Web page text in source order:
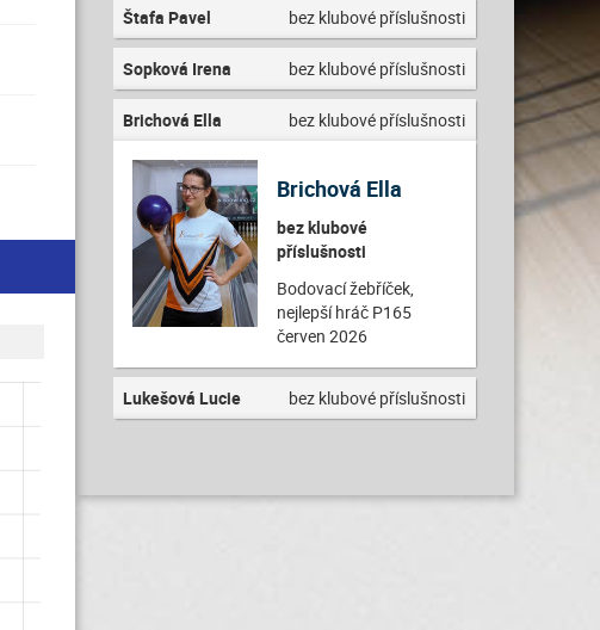
Štafa Pavel bez klubové příslušnosti
Sopková Irena bez klubové příslušnosti
Brichová Ella bez klubové příslušnosti
Brichová Ella
bez klubové
příslušnosti
Bodovací žebříček,
nejlepší hráč P165
červen 2026
Lukešová Lucie bez klubové příslušnosti